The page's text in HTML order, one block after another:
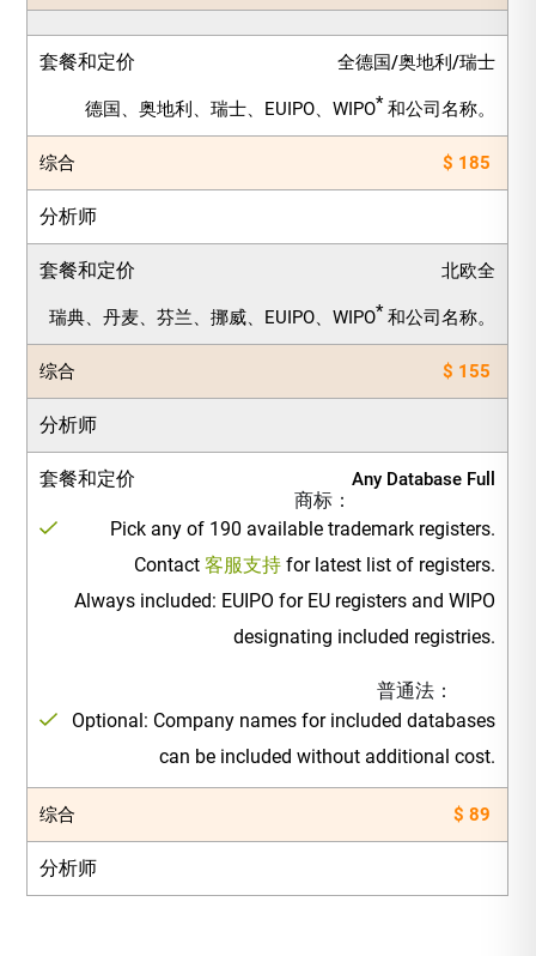
套餐和定价 全德国/奥地利/瑞士
德国、奥地利、瑞士、EUIPO、WIPO*和公司名称。
综合 $ 185
分析师
套餐和定价 北欧全
瑞典、丹麦、芬兰、挪威、EUIPO、WIPO*和公司名称。
综合 $ 155
分析师
套餐和定价 Any Database Full
商标：
Pick any of 190 available trademark registers.
Contact客服支持 for latest list of registers.
Always included: EUIPO for EU registers and WIPO
designating included registries.
普通法：
Optional: Company names for included databases
can be included without additional cost.
综合 $ 89
分析师